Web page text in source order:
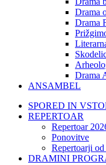
Drama
Drama
Drama
ANSAMBEL
SPORED IN
REPERTOAR
Repertoar
Ponovitve
Repertoarji
DRAMINI